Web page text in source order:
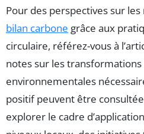
Pour des perspectives sur
bilan carbone grâce aux
circulaire, référez-vous à
notes sur les
environnementales
positif peuvent être
explorer le cadre